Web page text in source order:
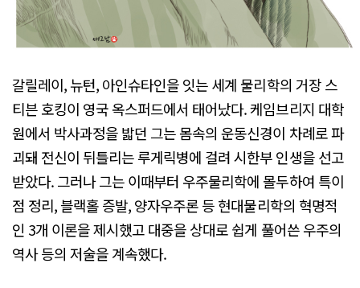
갈릴레이, 뉴턴, 아인슈타인을 잇는 세계 물리학의 거장 스
티븐 호킹이 영국 옥스퍼드에서 태어났다. 케임브리지 대학
원에서 박사과정을 밟던 그는 몸속의 운동신경이 차례로 파
괴돼 전신이 뒤틀리는 루게릭병에 걸려 시한부 인생을 선고
받았다. 그러나 그는 이때부터 우주물리학에 몰두하여 특이
점 정리, 블랙홀 증발, 양자우주론 등 현대물리학의 혁명적
인 3개 이론을 제시했고 대중을 상대로 쉽게 풀어쓴 우주의
역사 등의 저술을 계속했다.